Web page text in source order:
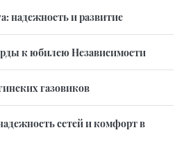
надежность и развитие
к юбилею Независимости
газовиков
сетей и комфорт в